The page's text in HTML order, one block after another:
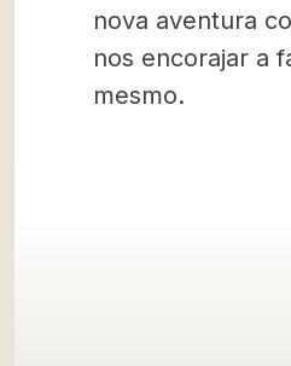
nova aventura
nos encorajar a
mesmo.